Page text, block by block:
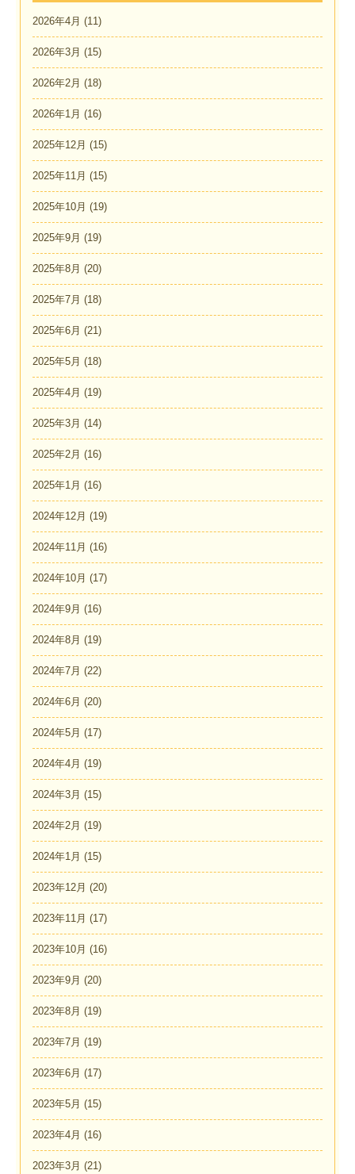
2026年4月 (11)
2026年3月 (15)
2026年2月 (18)
2026年1月 (16)
2025年12月 (15)
2025年11月 (15)
2025年10月 (19)
2025年9月 (19)
2025年8月 (20)
2025年7月 (18)
2025年6月 (21)
2025年5月 (18)
2025年4月 (19)
2025年3月 (14)
2025年2月 (16)
2025年1月 (16)
2024年12月 (19)
2024年11月 (16)
2024年10月 (17)
2024年9月 (16)
2024年8月 (19)
2024年7月 (22)
2024年6月 (20)
2024年5月 (17)
2024年4月 (19)
2024年3月 (15)
2024年2月 (19)
2024年1月 (15)
2023年12月 (20)
2023年11月 (17)
2023年10月 (16)
2023年9月 (20)
2023年8月 (19)
2023年7月 (19)
2023年6月 (17)
2023年5月 (15)
2023年4月 (16)
2023年3月 (21)